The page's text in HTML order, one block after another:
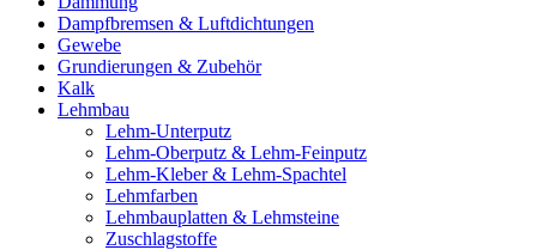
Dampfbremsen & Luftdichtungen
Gewebe
Grundierungen & Zubehör
Kalk
Lehmbau
Lehm-Unterputz
Lehm-Oberputz & Lehm-Feinputz
Lehm-Kleber & Lehm-Spachtel
Lehmfarben
Lehmbauplatten & Lehmsteine
Zuschlagstoffe